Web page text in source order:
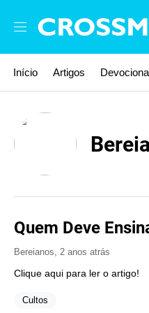
Início Artigos
Quem Deve
Bereianos, 2 anos atrás
Clique aqui para ler o artigo!
Cultos